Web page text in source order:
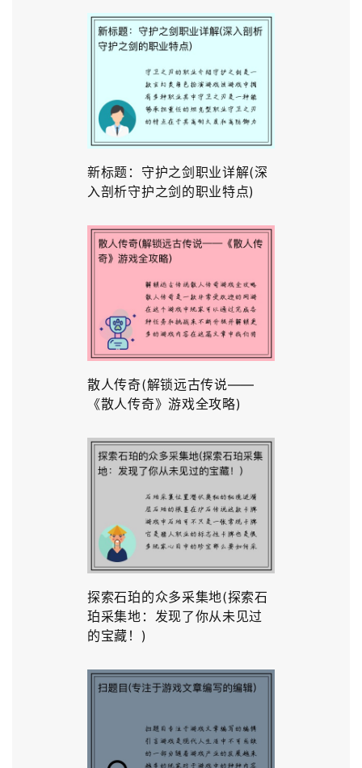
新标题：守护之剑职业详解(深
入剖析守护之剑的职业特点)
散人传奇(解锁远古传说——
《散人传奇》游戏全攻略)
探索石珀的众多采集地(探索石
珀采集地：发现了你从未见过
的宝藏！)